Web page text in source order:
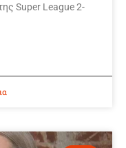
Super League 2-